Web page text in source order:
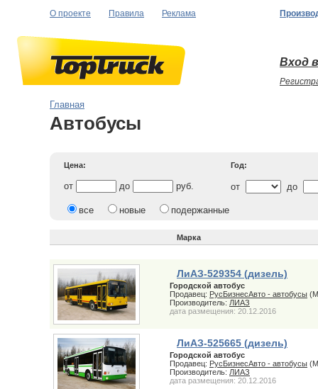
О проекте Правила Реклама
Вход
Главная
Автобусы
Цена: Год:
от до руб. от до
все новые подержанные
Марка
ЛиАЗ-529354 (дизель)
Городской автобус
Продавец: РусБизнесАвто - автобусы
Производитель: ЛИАЗ
дата размещения: 20.12.2016
ЛиАЗ-525665 (дизель)
Городской автобус
Продавец: РусБизнесАвто - автобусы
Производитель: ЛИАЗ
дата размещения: 20.12.2016